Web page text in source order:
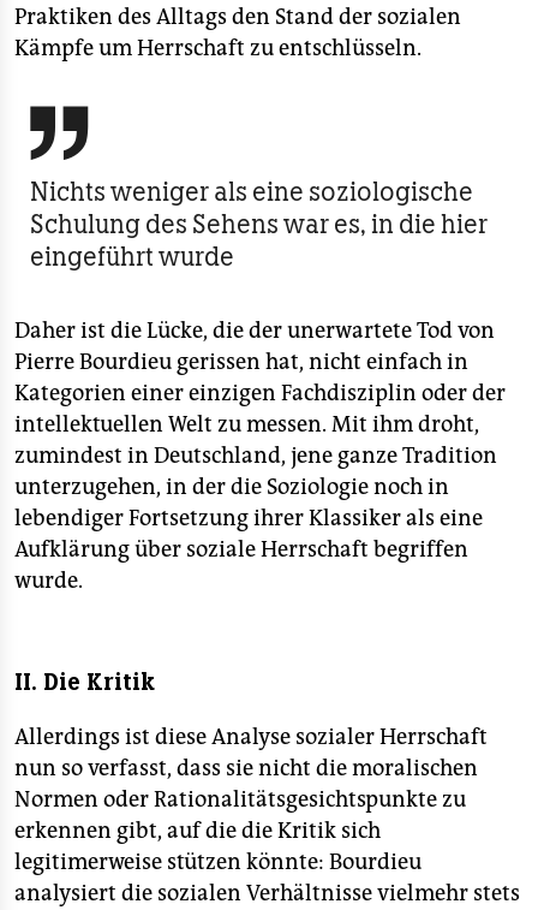
Praktiken des Alltags den Stand der sozialen
Kämpfe um Herrschaft zu entschlüsseln.

Nichts weniger als eine soziologische
Schulung des Sehens war es, in die hier
eingeführt wurde
Daher ist die Lücke, die der unerwartete Tod von
Pierre Bourdieu gerissen hat, nicht einfach in
Kategorien einer einzigen Fachdisziplin oder der
intellektuellen Welt zu messen. Mit ihm droht,
zumindest in Deutschland, jene ganze Tradition
unterzugehen, in der die Soziologie noch in
lebendiger Fortsetzung ihrer Klassiker als eine
Aufklärung über soziale Herrschaft begriffen
wurde.
II. Die Kritik
Allerdings ist diese Analyse sozialer Herrschaft
nun so verfasst, dass sie nicht die moralischen
Normen oder Rationalitätsgesichtspunkte zu
erkennen gibt, auf die die Kritik sich
legitimerweise stützen könnte: Bourdieu
analysiert die sozialen Verhältnisse vielmehr stets